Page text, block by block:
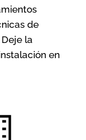
de
la
en